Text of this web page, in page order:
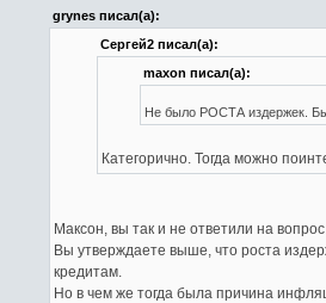
grynes писал(а):
Сергей2 писал(а):
maxon писал(а):
Не было РОСТА издержек.
Категорично. Тогда можно
Максон, вы так и не ответили на
Вы утверждаете выше, что роста
кредитам.
Но в чем же тогда была причина